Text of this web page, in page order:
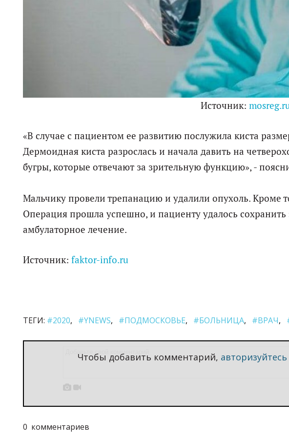
Источник:
«В случае с пациентом ее развитию послужила киста
Дермоидная киста разрослась и начала давить на
бугры, которые отвечают за зрительную функцию», -
Мальчику провели трепанацию и удалили опухоль. Кроме
Операция прошла успешно, и пациенту удалось
амбулаторное лечение.
Источник: faktor-info.ru
ТЕГИ: #2020 #YNEWS #ПОДМОСКОВЬЕ #БОЛЬНИЦА #ВРАЧ
Чтобы добавить комментарий, авторизуйтесь
 
0 комментариев